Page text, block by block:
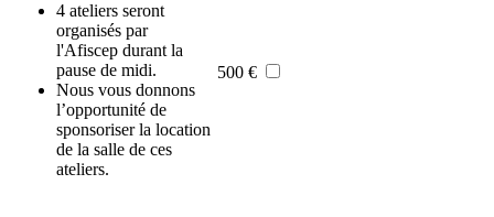
4 ateliers seront
organisés par
l'Afiscep durant la
pause de midi.
Nous vous donnons
l’opportunité de
sponsoriser la location
de la salle de ces
ateliers.
500 €